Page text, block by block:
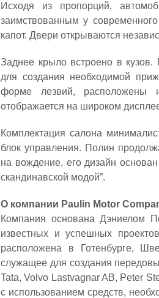
Исходя из пропорций,
заимствованным у
капот. Двери открываются
Заднее крыло встроено в кузов.
для создания необходимой
форме лезвий, расположены
отображается на широком
Комплектация салона
блок управления. Полин
на вождение, его дизайн
скандинавской модой”.
О компании Paulin Motor
Компания основана Дэниелом
известных и успешных
расположена в Готенбурге,
служащее для создания
Tata, Volvo Lastvagnar AB, Peter
с использованием средств,